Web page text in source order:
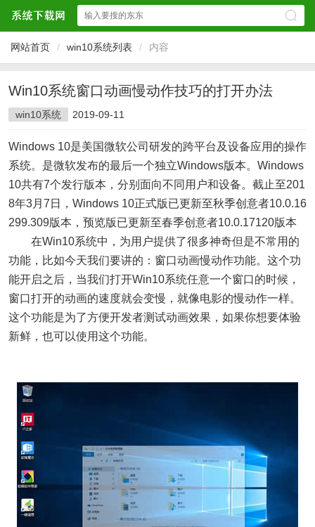
网站首页 / win10系统列表 / 内容
Win10系统窗口动画慢动作技巧的打开办法
win10系统 2019-09-11
Windows 10是美国微软公司研发的跨平台及设备应用的操作
系统。是微软发布的最后一个独立Windows版本。Windows
10共有7个发行版本，分别面向不同用户和设备。截止至201
8年3月7日，Windows 10正式版已更新至秋季创意者10.0.16
299.309版本，预览版已更新至春季创意者10.0.17120版本
在Win10系统中，为用户提供了很多神奇但是不常用的
功能，比如今天我们要讲的：窗口动画慢动作功能。这个功
能开启之后，当我们打开Win10系统任意一个窗口的时候，
窗口打开的动画的速度就会变慢，就像电影的慢动作一样。
这个功能是为了方便开发者测试动画效果，如果你想要体验
新鲜，也可以使用这个功能。